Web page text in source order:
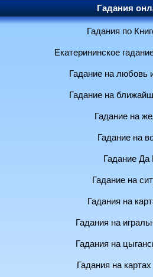
Гадания
Гадания по
Екатерининское
Гадание на любовь
Гадание на
Гадание на
Гадание на
Гадание Да
Гадание на
Гадания на
Гадания на
Гадания на
Гадания на